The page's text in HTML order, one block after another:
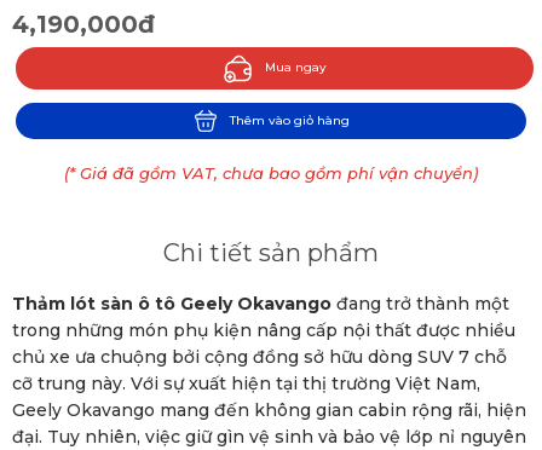
4,190,000đ
Mua ngay
Thêm vào giỏ hàng
(* Giá đã gồm VAT, chưa bao gồm phí vận chuyển)
Chi tiết sản phẩm
Thảm lót sàn ô tô Geely Okavango đang trở thành một
trong những món phụ kiện nâng cấp nội thất được nhiều
chủ xe ưa chuộng bởi cộng đồng sở hữu dòng SUV 7 chỗ
cỡ trung này. Với sự xuất hiện tại thị trường Việt Nam,
Geely Okavango mang đến không gian cabin rộng rãi, hiện
đại. Tuy nhiên, việc giữ gìn vệ sinh và bảo vệ lớp nỉ nguyên